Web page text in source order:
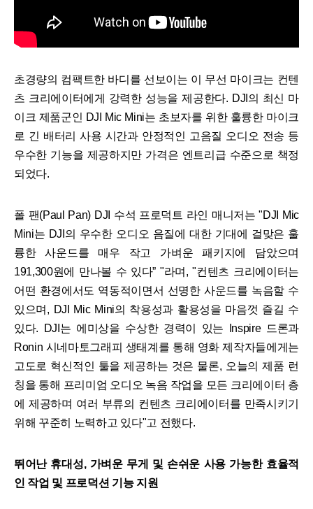
초경량의 컴팩트한 바디를 선보이는 이 무선 마이크는 컨텐
츠 크리에이터에게 강력한 성능을 제공한다. DJI의 최신 마
이크 제품군인 DJI Mic Mini는 초보자를 위한 훌륭한 마이크
로 긴 배터리 사용 시간과 안정적인 고음질 오디오 전송 등
우수한 기능을 제공하지만 가격은 엔트리급 수준으로 책정
되었다.
폴 팬(Paul Pan) DJI 수석 프로덕트 라인 매니저는 "DJI Mic
Mini는 DJI의 우수한 오디오 음질에 대한 기대에 걸맞은 훌
륭한 사운드를 매우 작고 가벼운 패키지에 담았으며
191,300원에 만나볼 수 있다” "라며, "컨텐츠 크리에이터는
어떤 환경에서도 역동적이면서 선명한 사운드를 녹음할 수
있으며, DJI Mic Mini의 착용성과 활용성을 마음껏 즐길 수
있다. DJI는 에미상을 수상한 경력이 있는 Inspire 드론과
Ronin 시네마토그래피 생태계를 통해 영화 제작자들에게는
고도로 혁신적인 툴을 제공하는 것은 물론, 오늘의 제품 런
칭을 통해 프리미엄 오디오 녹음 작업을 모든 크리에이터 층
에 제공하며 여러 부류의 컨텐츠 크리에이터를 만족시키기
위해 꾸준히 노력하고 있다"고 전했다.
뛰어난 휴대성, 가벼운 무게 및 손쉬운 사용 가능한 효율적
인 작업 및 프로덕션 기능 지원